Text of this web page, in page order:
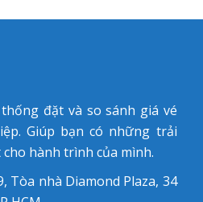
đặt và so sánh giá vé
Giúp bạn có những trải
hành trình của mình.
Tòa nhà Diamond Plaza, 34